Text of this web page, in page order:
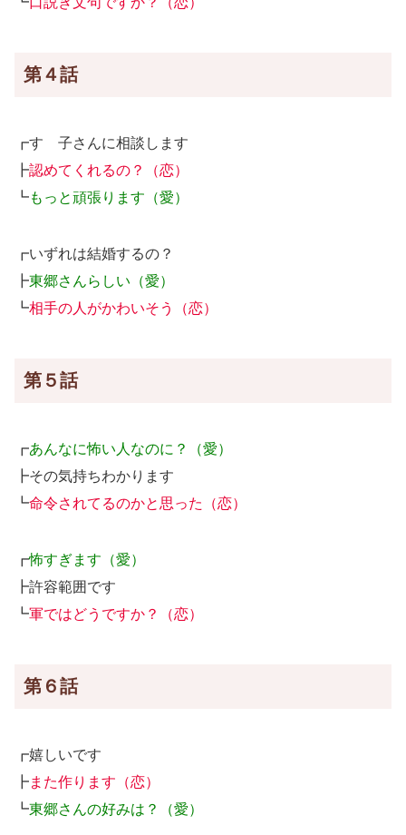
第４話
┏すゞ子さんに相談します
┣認めてくれるの？（恋）
┗もっと頑張ります（愛）
┏いずれは結婚するの？
┣東郷さんらしい（愛）
┗相手の人がかわいそう（恋）
第５話
┏あんなに怖い人なのに？（愛）
┣その気持ちわかります
┗命令されてるのかと思った（恋）
┏怖すぎます（愛）
┣許容範囲です
┗軍ではどうですか？（恋）
第６話
┏嬉しいです
┣また作ります（恋）
┗東郷さんの好みは？（愛）